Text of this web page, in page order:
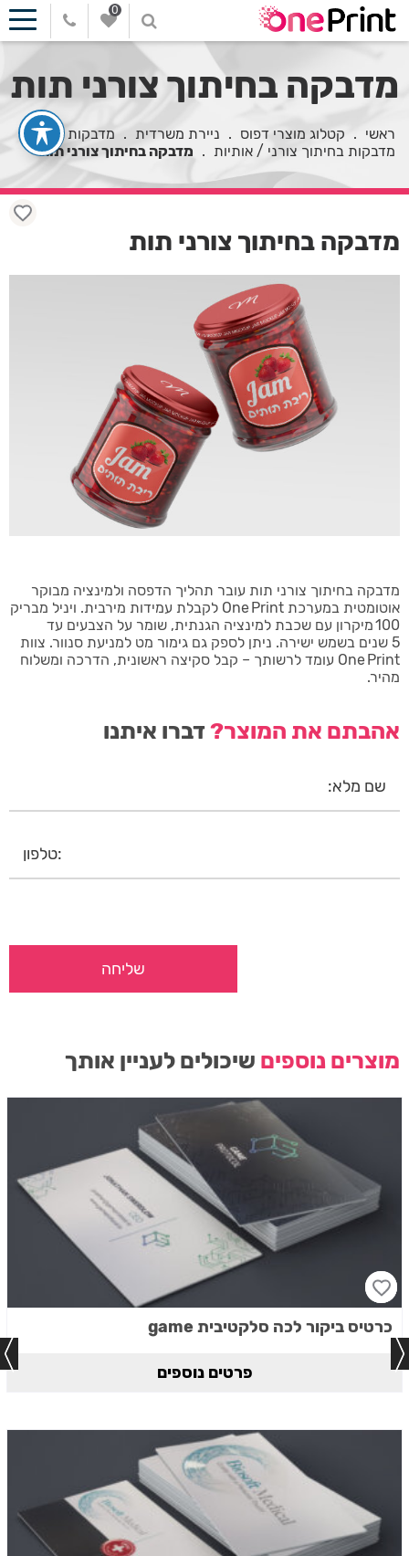
0
מדבקה בחיתוך צורני תות
ראשי . קטלוג מוצרי דפוס . ניירת משרדית . מדבקות .
מדבקות בחיתוך צורני / אותיות . מדבקה בחיתוך צורני תות
מדבקה בחיתוך צורני תות עובר תהליך הדפסה ולמינציה מבוקר
אוטומטית במערכת One Print לקבלת עמידות מירבית. ויניל מבריק
100 מיקרון עם שכבת למינציה הגנתית, שומר על הצבעים עד
5 שנים בשמש ישירה. ניתן לספק גם גימור מט למניעת סנוור. צוות
One Print עומד לרשותך – קבל סקיצה ראשונית, הדרכה ומשלוח
מהיר.
אהבתם את המוצר?דברו איתנו
מדבקה בחיתוך צורני תות
מוצרים נוספים שיכולים לעניין אותך
כרטיס ביקור לכה סלקטיבית game
פרטים נוספים